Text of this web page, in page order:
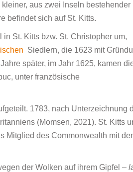
aus zwei Inseln bestehender
befindet sich auf St. Kitts.
St. Kitts bzw. St. Christopher um,
Siedlern, die 1623 mit
später, im Jahr 1625, kamen
unter französische
1783, nach Unterzeichnung
(Momsen, 2021). St. Kitts
Mitglied des Commonwealth mit
der Wolken auf ihrem Gipfel –